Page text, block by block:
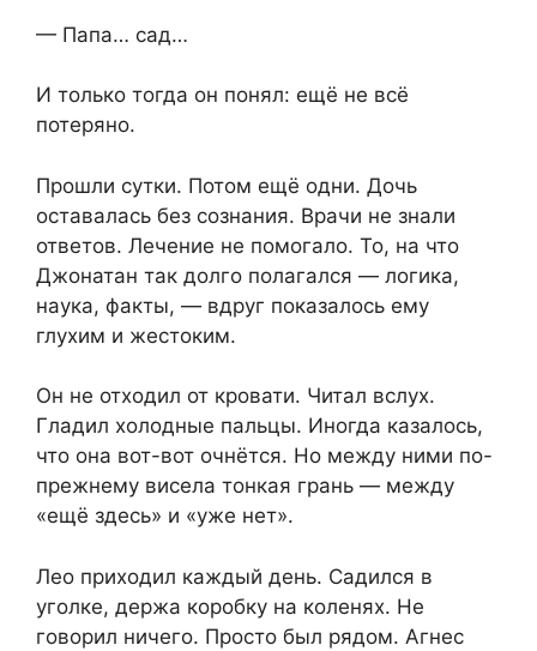
— Папа… сад…
И только тогда он понял: ещё не всё
потеряно.
Прошли сутки. Потом ещё одни. Дочь
оставалась без сознания. Врачи не знали
ответов. Лечение не помогало. То, на что
Джонатан так долго полагался — логика,
наука, факты, — вдруг показалось ему
глухим и жестоким.
Он не отходил от кровати. Читал вслух.
Гладил холодные пальцы. Иногда казалось,
что она вот-вот очнётся. Но между ними по-
прежнему висела тонкая грань — между
«ещё здесь» и «уже нет».
Лео приходил каждый день. Садился в
уголке, держа коробку на коленях. Не
говорил ничего. Просто был рядом. Агнес